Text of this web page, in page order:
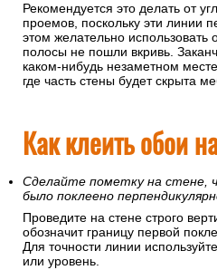
Рекомендуется это делать от
проемов, поскольку эти линии
этом желательно использовать
полосы не пошли вкривь.
каком-нибудь незаметном
где часть стены будет скрыта
Как клеить обои
Сделайте пометку на стене,
было поклеено
Проведите на стене строго
обозначит границу первой
Для точности линии
или уровень.